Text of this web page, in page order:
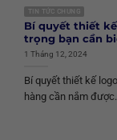
TIN TỨC CHUNG
Bí quyết thiết
trọng bạn cần
1 Tháng 12, 2024
Bí quyết thiết kế
hàng cần nắm